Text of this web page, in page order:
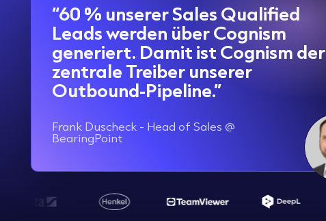
“60 % unserer Sales Qualified
Leads werden über Cognism
generiert. Damit ist Cognism der
zentrale Treiber unserer
Outbound-Pipeline.”
Frank Duscheck - Head of Sales @
BearingPoint